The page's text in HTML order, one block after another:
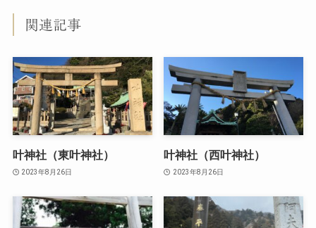
関連記事
叶神社（東叶神社）
2023年8月26日
叶神社（西叶神社）
2023年8月26日